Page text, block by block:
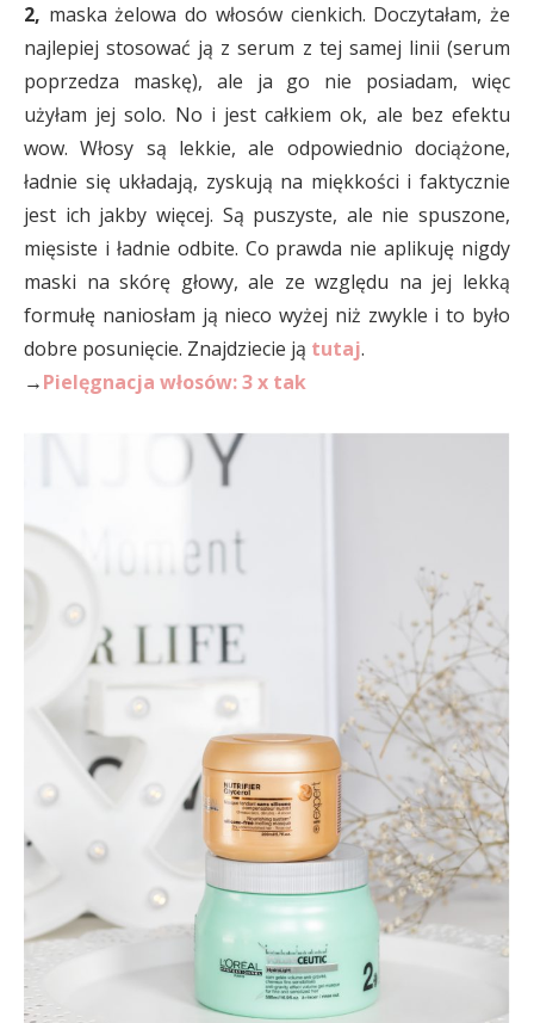
2, maska żelowa do włosów cienkich. Doczytałam, że
najlepiej stosować ją z serum z tej samej linii (serum
poprzedza maskę), ale ja go nie posiadam, więc
użyłam jej solo. No i jest całkiem ok, ale bez efektu
wow. Włosy są lekkie, ale odpowiednio dociążone,
ładnie się układają, zyskują na miękkości i faktycznie
jest ich jakby więcej. Są puszyste, ale nie spuszone,
mięsiste i ładnie odbite. Co prawda nie aplikuję nigdy
maski na skórę głowy, ale ze względu na jej lekką
formułę naniosłam ją nieco wyżej niż zwykle i to było
dobre posunięcie. Znajdziecie ją tutaj.
→Pielęgnacja włosów: 3 x tak